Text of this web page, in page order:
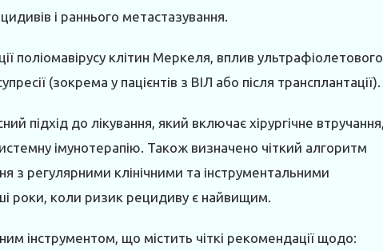
і раннього метастазування.
поліомавірусу клітин Меркеля, вплив ультрафіолетового
(зокрема у пацієнтів з ВІЛ або після трансплантації).
підхід до лікування, який включає хірургічне втручання,
імунотерапію. Також визначено чіткий алгоритм
з регулярними клінічними та інструментальними
роки, коли ризик рецидиву є найвищим.
інструментом, що містить чіткі рекомендації щодо: